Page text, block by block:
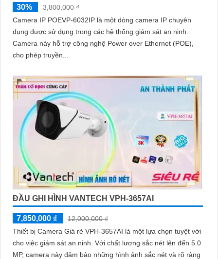
30%
3,800,000 ₫
Camera IP POEVP-6032IP là một dòng camera IP chuyên
dụng được sử dụng trong các hệ thống giám sát an ninh.
Camera này hỗ trợ công nghệ Power over Ethernet (POE),
cho phép truyền...
ĐẦU GHI HÌNH VANTECH VPH-3657AI
7,850,000 ₫
12,000,000 ₫
Thiết bị Camera Giá rẻ VPH-3657AI là một lựa chọn tuyệt vời
cho việc giám sát an ninh. Với chất lượng sắc nét lên đến 5.0
MP, camera này đảm bảo những hình ảnh sắc nét và rõ ràng